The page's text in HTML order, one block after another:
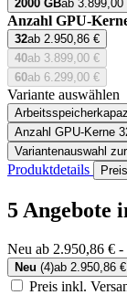
2000 GBab 3.899,00
Anzahl GPU-
32ab 2.950,86 €
40ab 3.899,00 €
60ab 6.299,00 €
Variante auswählen
Anzahl GPU-Kerne
Variantenauswahl
Produktdetails
5 Angebote
Neu ab 2.950,86 €
Neu (4)ab 2.950,86 €
Preis inkl.